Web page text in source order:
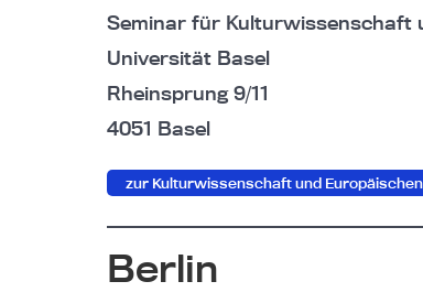
Seminar für Kulturwissenschaft
Universität Basel
Rheinsprung 9/11
4051 Basel
zur Kulturwissenschaft und
Berlin